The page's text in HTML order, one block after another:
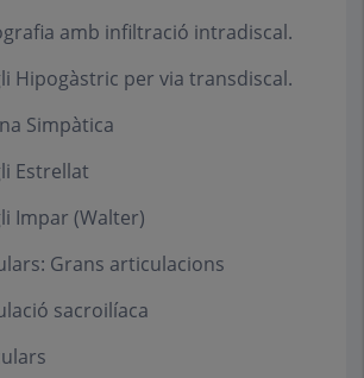
amb infiltració intradiscal.
Hipogàstric per via transdiscal.
Simpàtica
Estrellat
Impar (Walter)
Grans articulacions
sacroilíaca